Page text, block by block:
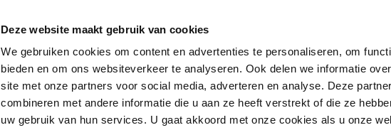
Deze website maakt gebruik van cookies
We gebruiken cookies om content en advertenties te personaliseren, om
bieden en om ons websiteverkeer te analyseren. Ook delen we informatie
site met onze partners voor social media, adverteren en analyse. Deze
combineren met andere informatie die u aan ze heeft verstrekt of die ze
uw gebruik van hun services. U gaat akkoord met onze cookies als u onze
Droogwaren
Show submenu for Droogwaren category
Koelproducten
Show submenu for
Diepvriesproducten